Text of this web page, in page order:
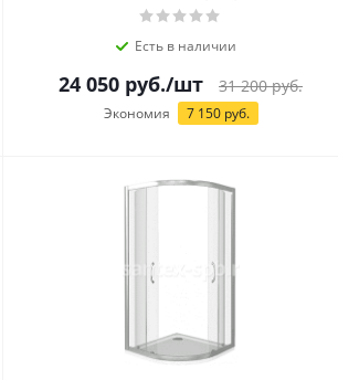
Есть в наличии
24 050 руб./шт 31 200руб.
Экономия 7 150руб.